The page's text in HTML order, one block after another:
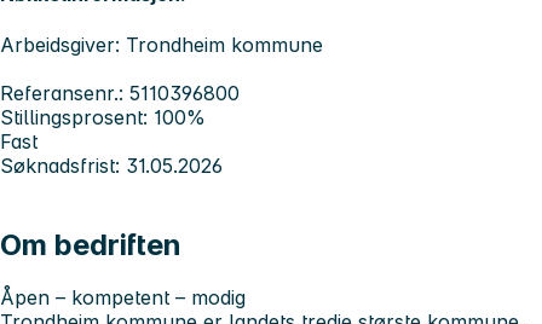
Arbeidsgiver: Trondheim kommune
Referansenr.: 5110396800
Stillingsprosent: 100%
Fast
Søknadsfrist: 31.05.2026
Om bedriften
Åpen – kompetent – modig